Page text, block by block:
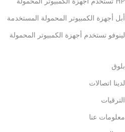
أبل أجهزة الكمبيوتر المحمولة المستخدمة
لينوفو تستخدم أجهزة الكمبيوتر المحمولة
بلوق
لدينا اتصالات
الترقيات
معلومات عنا